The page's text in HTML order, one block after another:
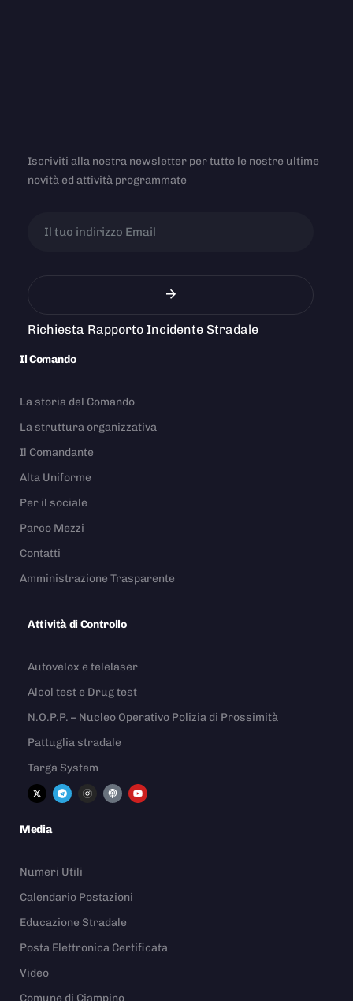
Iscriviti alla nostra newsletter per tutte le nostre ultime
novità ed attività programmate
Richiesta Rapporto Incidente Stradale
Il Comando
La storia del Comando
La struttura organizzativa
Il Comandante
Alta Uniforme
Per il sociale
Parco Mezzi
Contatti
Amministrazione Trasparente
Attività di Controllo
Autovelox e telelaser
Alcol test e Drug test
N.O.P.P. – Nucleo Operativo Polizia di Prossimità
Pattuglia stradale
Targa System
Media
Numeri Utili
Calendario Postazioni
Educazione Stradale
Posta Elettronica Certificata
Video
Comune di Ciampino